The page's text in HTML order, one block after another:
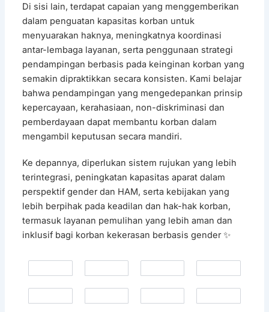
Di sisi lain, terdapat capaian yang menggemberikan
dalam penguatan kapasitas korban untuk
menyuarakan haknya, meningkatnya koordinasi
antar-lembaga layanan, serta penggunaan strategi
pendampingan berbasis pada keinginan korban yang
semakin dipraktikkan secara konsisten. Kami belajar
bahwa pendampingan yang mengedepankan prinsip
kepercayaan, kerahasiaan, non-diskriminasi dan
pemberdayaan dapat membantu korban dalam
mengambil keputusan secara mandiri.
Ke depannya, diperlukan sistem rujukan yang lebih
terintegrasi, peningkatan kapasitas aparat dalam
perspektif gender dan HAM, serta kebijakan yang
lebih berpihak pada keadilan dan hak-hak korban,
termasuk layanan pemulihan yang lebih aman dan
inklusif bagi korban kekerasan berbasis gender ✨